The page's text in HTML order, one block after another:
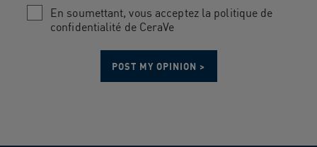
En soumettant, vous acceptez la politique de
confidentialité de CeraVe